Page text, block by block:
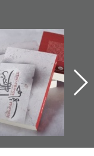
"حماة الباب الأخير":
الإصدار الأول عن
اعتصام الدراز
وأحداث ساحة
الفداء لمركز أوال
للدراسات والتوثيق